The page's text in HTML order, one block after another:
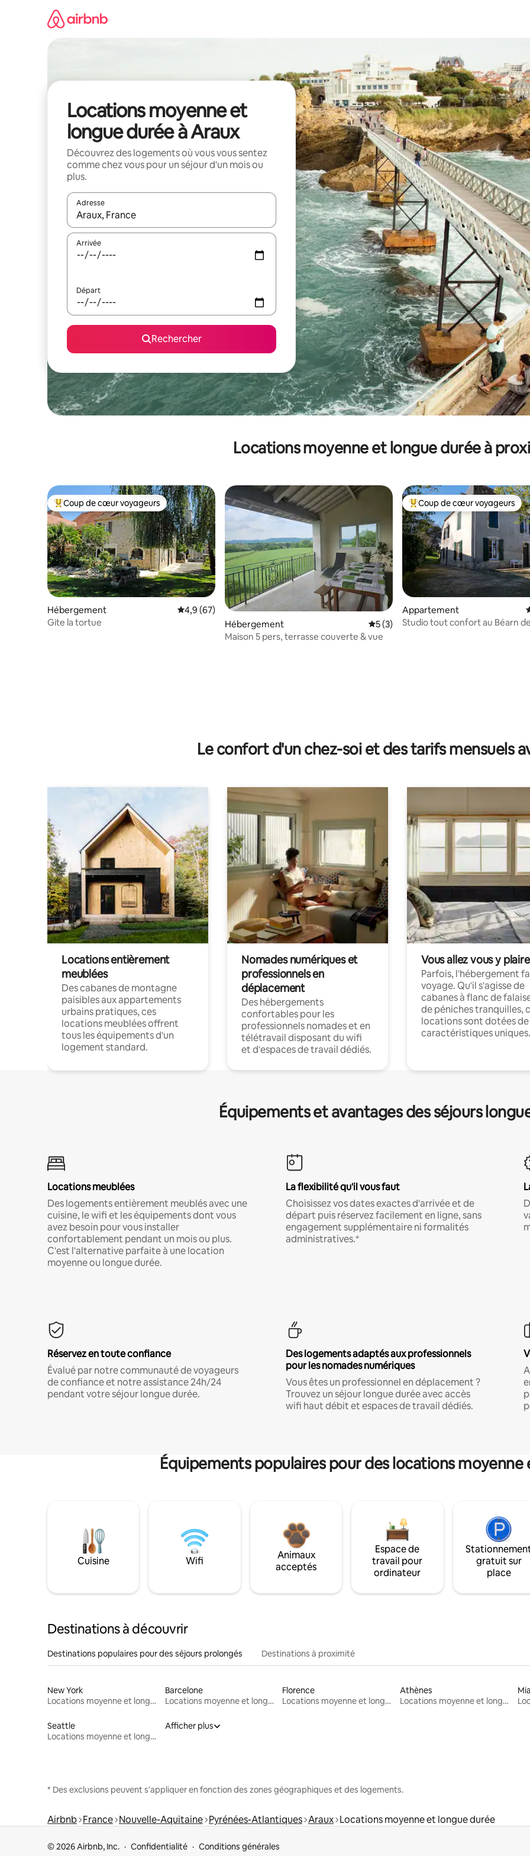
Locations moyenne et
longue durée à Araux
Découvrez des logements où vous vous sentez
comme chez vous pour un séjour d'un mois ou
plus.
Adresse
Lorsque les résultats s'affichent, utilisez les flèches vers le haut et vers le bas pour les parcourir ou en appuyant et en
Arrivée
Départ
Rechercher
Locations moyenne et longue durée à
Coups de cœur voyageurs les plus appréciés
Coup de cœur voyageurs
Hébergement Évaluation moyenne sur la base de 67 commentaires : 4,9 sur 5
4,9 (67)
Gite la tortue
Hébergement Évaluation moyenne sur la base de 3
5 (3)
Maison 5 pers, terrasse couverte & vue
Coups de cœur voyageurs les
Coup de cœur voyageurs
Appartement
Studio tout confort au Béarn
Le confort d'un chez-soi et des tarifs mensuels
Locations entièrement
meublées
Des cabanes de montagne
paisibles aux appartements
urbains pratiques, ces
locations meublées offrent
tous les équipements d'un
logement standard.
Nomades numériques et
professionnels en
déplacement
Des hébergements
confortables pour les
professionnels nomades et en
télétravail disposant du wifi
et d'espaces de travail dédiés.
Vous allez vous y plaire
Parfois, l'hébergement
voyage. Qu'il s'agisse de
cabanes à flanc de
de péniches tranquilles,
locations sont dotées de
caractéristiques uniques.
Équipements et avantages des séjours
Locations meublées
Des logements entièrement meublés avec une
cuisine, le wifi et les équipements dont vous
avez besoin pour vous installer
confortablement pendant un mois ou plus.
C'est l'alternative parfaite à une location
moyenne ou longue durée.
La flexibilité qu'il vous faut
Choisissez vos dates exactes d'arrivée et de
départ puis réservez facilement en ligne, sans
engagement supplémentaire ni formalités
administratives.*
Réservez en toute confiance
Évalué par notre communauté de voyageurs
de confiance et notre assistance 24h/24
pendant votre séjour longue durée.
Des logements adaptés aux professionnels
pour les nomades numériques
Vous êtes un professionnel en déplacement ?
Trouvez un séjour longue durée avec accès
wifi haut débit et espaces de travail dédiés.
Équipements populaires pour des locations
Cuisine Wifi
Animaux
acceptés
Espace de
travail pour
ordinateur
gratuit sur
place
Destinations à découvrir
Destinations populaires pour des séjours prolongés Destinations à proximité
New York
Locations moyenne et longue durée
Barcelone
Locations moyenne et longue durée
Florence
Locations moyenne et longue durée
Athènes
Locations moyenne et longue durée
Seattle
Locations moyenne et longue durée
Afficher plus
* Des exclusions peuvent s'appliquer en fonction des zones géographiques et des logements.
Airbnb France Nouvelle-Aquitaine Pyrénées-Atlantiques Araux Locations moyenne et longue durée
© 2026 Airbnb, Inc. Confidentialité Conditions générales